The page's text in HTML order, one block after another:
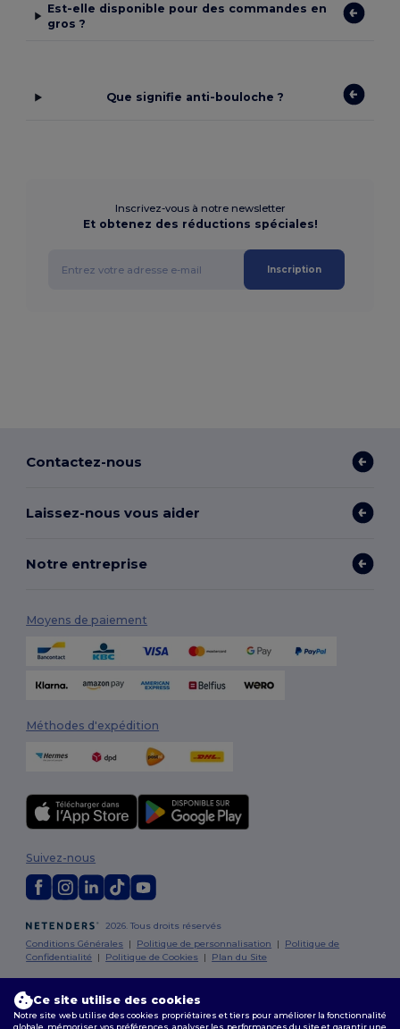
Est-elle disponible pour des commandes en
gros ?
Que signifie anti-bouloche ?
Inscrivez-vous à notre newsletter
Et obtenez des réductions spéciales!
Inscription
Contactez-nous
Laissez-nous vous aider
Notre entreprise
Moyens de paiement
Méthodes d'expédition
2026. Tous droits réservés
Conditions Générales | Politique de personnalisation | Politique de
Confidentialité | Politique de Cookies | Plan du Site
Suivez-nous
Bruxelles|Anvers | Mortsel|Malines
Herentals |Hoogstraten|Bruges
Ce site utilise des cookies
Notre site web utilise des cookies propriétaires et tiers pour améliorer la fonctionnalité
globale, mémoriser vos préférences, analyser les performances du site et garantir une